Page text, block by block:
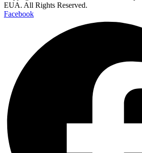
EUA. All Rights Reserved.
Facebook